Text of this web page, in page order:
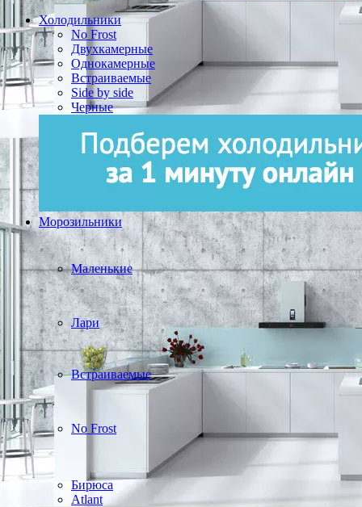
Холодильники
No Frost
Двухкамерные
Однокамерные
Встраиваемые
Side by side
Черные
Морозильники
Маленькие
Лари
Встраиваемые
No Frost
Бирюса
Atlant